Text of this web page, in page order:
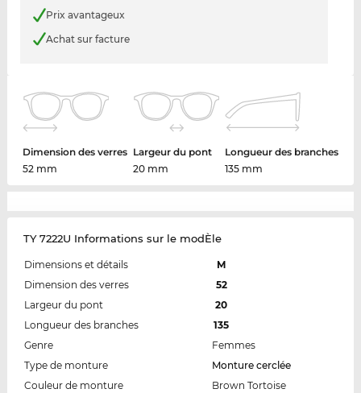
Prix avantageux
Achat sur facture
Dimension des verres
52 mm
Largeur du pont
20 mm
Longueur des branches
135 mm
TY 7222U Informations sur le modÈle
Dimensions et détails
M
Dimension des verres
52
Largeur du pont
20
Longueur des branches
135
Genre
Femmes
Type de monture
Monture cerclée
Couleur de monture
Brown Tortoise